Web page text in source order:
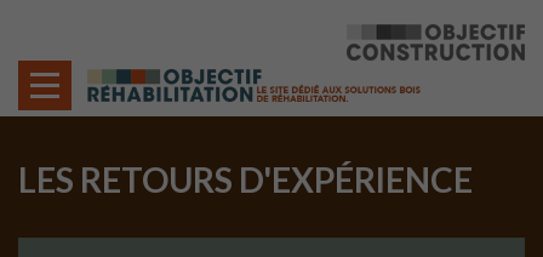
LES RETOURS D'EXPÉRIENCE